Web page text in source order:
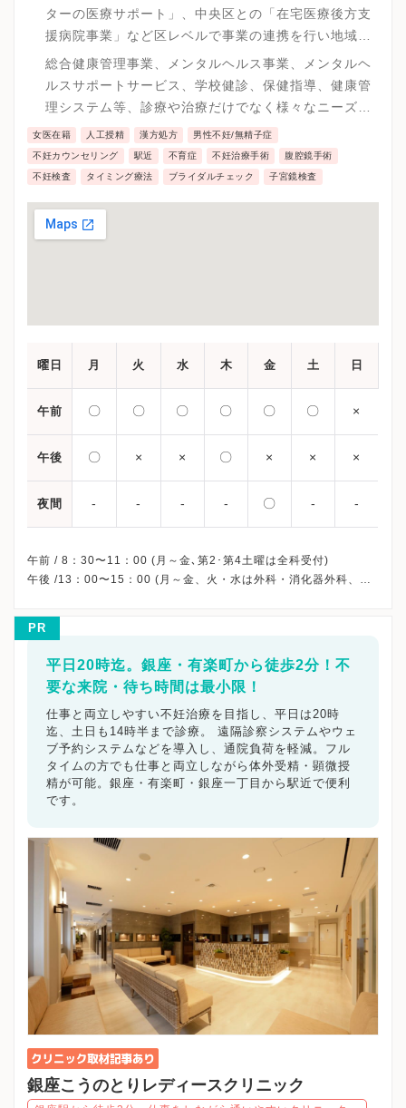
ターの医療サポート」、中央区との「在宅医療後方支
援病院事業」など区レベルで事業の連携を行い地域医
療の拡充をはかっています。
総合健康管理事業、メンタルヘルス事業、メンタルヘ
ルスサポートサービス、学校健診、保健指導、健康管
理システム等、診療や治療だけでなく様々なニーズに
応えています。
女医在籍 人工授精 漢方処方 男性不妊/無精子症
不妊カウンセリング 駅近 不育症 不妊治療手術 腹腔鏡手術
不妊検査 タイミング療法 ブライダルチェック 子宮鏡検査
曜日 月 火 水 木 金 土 日
午前 〇 〇 〇 〇 〇 〇 ×
午後 〇 × × 〇 × × ×
夜間 - - - - 〇 - -
午前 / 8：30〜11：00 (月～金､第2･第4土曜は全科受付)
午後 /13：00〜15：00 (月～金、火・水は外科・消化器外科、金
夜間診療/ 16：30～18：30 (毎週金曜日)
※詳細はクリニックHPを確認、または直接お問い合わせくださ
PR
平日20時迄。銀座・有楽町から徒歩2分！不
要な来院・待ち時間は最小限！
仕事と両立しやすい不妊治療を目指し、平日は20時
迄、土日も14時半まで診療。 遠隔診察システムやウェ
ブ予約システムなどを導入し、通院負荷を軽減。フル
タイムの方でも仕事と両立しながら体外受精・顕微授
精が可能。銀座・有楽町・銀座一丁目から駅近で便利
です。
銀座こうのとりレディースクリニック